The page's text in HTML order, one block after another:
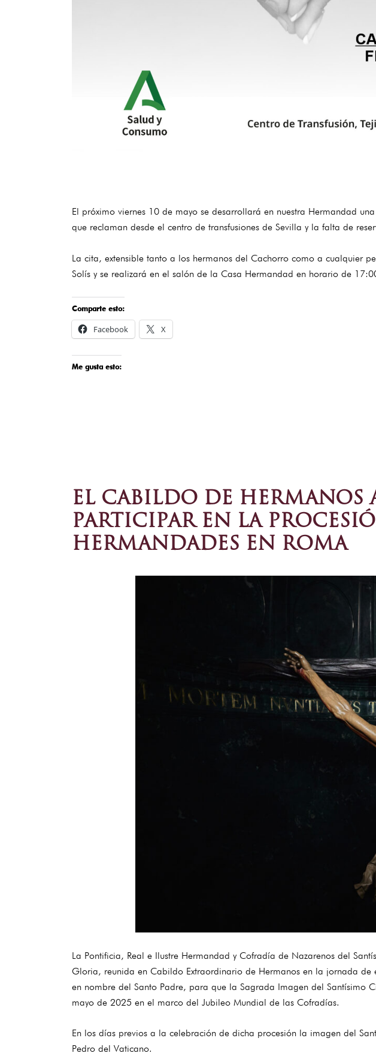
El próximo viernes 10 de mayo se desarrollará en nuestra Hermandad
que reclaman desde el centro de transfusiones de Sevilla y la falta de
La cita, extensible tanto a los hermanos del Cachorro como a cualquier
Solís y se realizará en el salón de la Casa Hermandad en horario de
Comparte esto:
Facebook X
Me gusta esto:
EL CABILDO DE HERMANOS
PARTICIPAR EN LA
HERMANDADES EN ROMA
La Pontificia, Real e Ilustre Hermandad y Cofradía de Nazarenos del
Gloria, reunida en Cabildo Extraordinario de Hermanos en la jornada de
en nombre del Santo Padre, para que la Sagrada Imagen del Santísimo
mayo de 2025 en el marco del Jubileo Mundial de las Cofradías.
En los días previos a la celebración de dicha procesión la imagen del
Pedro del Vaticano.